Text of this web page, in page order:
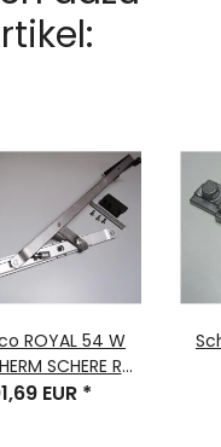
ROYAL 54 W
SCHERE RS
BRONZE 90kg
EUR *